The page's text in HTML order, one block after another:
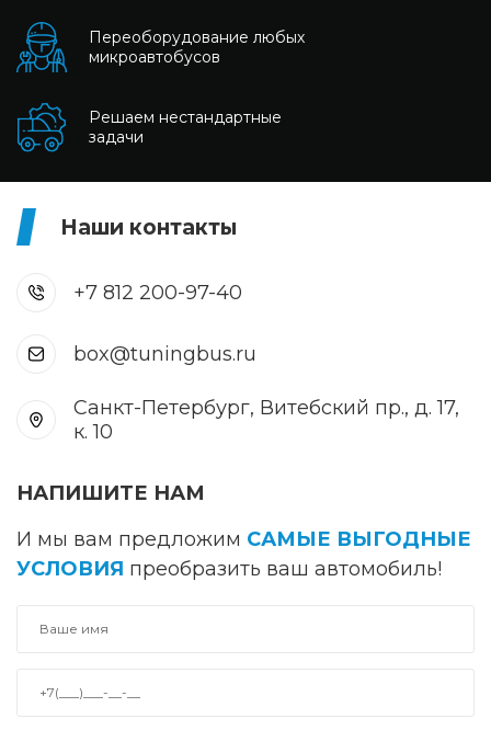
Переоборудование любых
микроавтобусов
Решаем нестандартные
задачи
Наши контакты
+7 812 200-97-40
box@tuningbus.ru
Санкт-Петербург, Витебский пр., д. 17,
к. 10
НАПИШИТЕ НАМ
И мы вам предложим САМЫЕ ВЫГОДНЫЕ
УСЛОВИЯ преобразить ваш автомобиль!